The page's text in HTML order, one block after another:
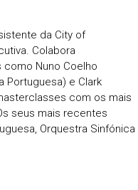
da City of
Colabora
Nuno Coelho
Portuguesa) e Clark
com os mais
seus mais recentes
Orquestra Sinfónica